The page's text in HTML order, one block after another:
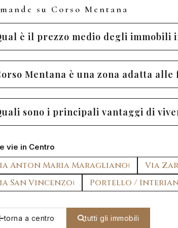
su Corso Mentana
è il prezzo medio degli immobili
Mentana è una zona adatta
sono i principali vantaggi di
vie in Centro
Anton Maria Maragliano1 Via
San Vincenzo1 Portello /
torna a centro tutti gli immobili